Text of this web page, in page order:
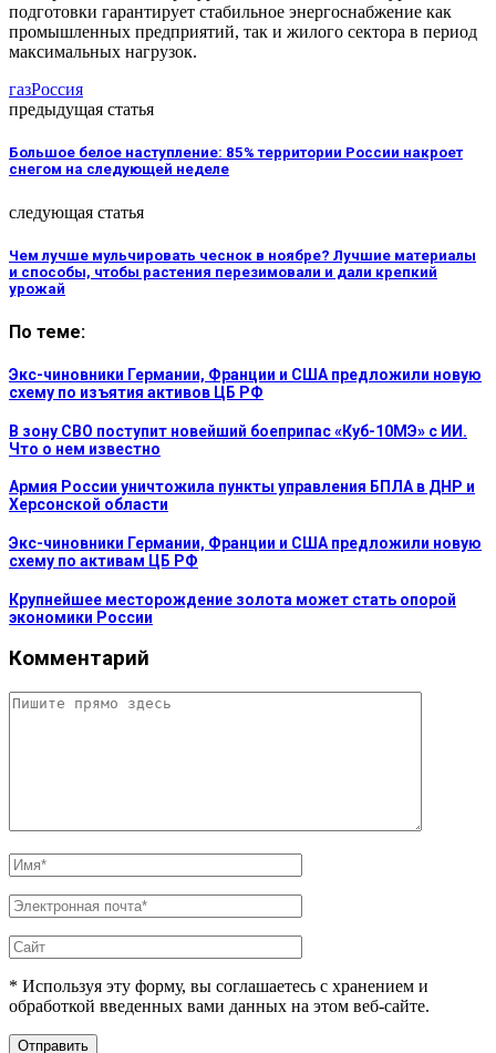
подготовки гарантирует стабильное энергоснабжение как
промышленных предприятий, так и жилого сектора в период
максимальных нагрузок.
газРоссия
предыдущая статья
Большое белое наступление: 85% территории России накроет
снегом на следующей неделе
следующая статья
Чем лучше мульчировать чеснок в ноябре? Лучшие материалы
и способы, чтобы растения перезимовали и дали крепкий
урожай
По теме:
Экс-чиновники Германии, Франции и США предложили новую
схему по изъятия активов ЦБ РФ
В зону СВО поступит новейший боеприпас «Куб-10МЭ» с ИИ.
Что о нем известно
Армия России уничтожила пункты управления БПЛА в ДНР и
Херсонской области
Экс-чиновники Германии, Франции и США предложили новую
схему по активам ЦБ РФ
Крупнейшее месторождение золота может стать опорой
экономики России
Комментарий
* Используя эту форму, вы соглашаетесь с хранением и
обработкой введенных вами данных на этом веб-сайте.